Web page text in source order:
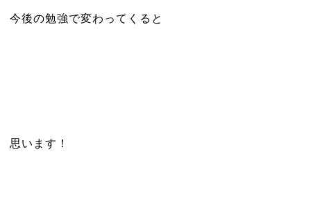
今後の勉強で変わってくると
思います！